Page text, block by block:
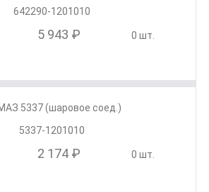
642290-1201010
5 943 ₽ 0 шт.
5337 (шаровое соед.)
5337-1201010
2 174 ₽ 0 шт.